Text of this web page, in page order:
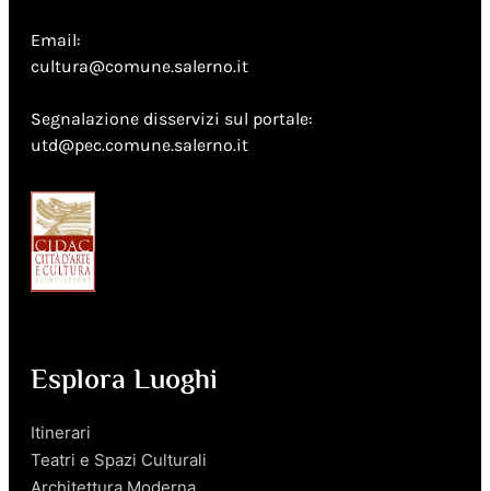
Email:
cultura@comune.salerno.it
Segnalazione disservizi sul portale:
utd@pec.comune.salerno.it
Esplora Luoghi
Itinerari
Teatri e Spazi Culturali